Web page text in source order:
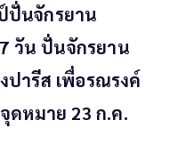
ปั่นจักรยาน
วัน ปั่นจักรยาน
ปารีส เพื่อรณรงค์
ดหมาย 23 ก.ค.